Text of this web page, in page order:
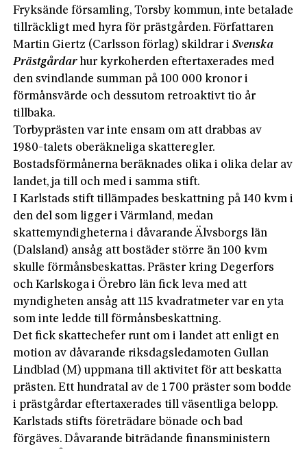
Fryksände församling, Torsby kommun, inte betalade
tillräckligt med hyra för prästgården. Författaren
Martin Giertz (Carlsson förlag) skildrar i ­Svenska
Prästgårdarhur kyrkoherden eftertaxerades med
den svindlande summan på 100 000 kronor i
förmånsvärde och dessutom retroaktivt tio år
tillbaka.
Torbyprästen var inte ensam om att drabbas av
1980-talets oberäkneliga skatteregler.
Bostadsförmånerna beräknades olika i olika delar av
landet, ja till och med i samma stift.
I Karlstads stift tillämpades beskattning på 140 kvm i
den del som ligger i Värmland, medan
skattemyndigheterna i dåvarande Älvsborgs län
(Dalsland) ansåg att bostäder större än 100 kvm
skulle förmånsbeskattas. Präster kring Degerfors
och Karlskoga i Örebro län fick leva med att
myndigheten ansåg att 115 kvadratmeter var en yta
som inte ledde till förmånsbeskattning.
Det fick skattechefer runt om i landet att enligt en
motion av dåvarande riksdagsledamoten Gullan
Lindblad (M) uppmana till aktivitet för att beskatta
prästen. Ett hundratal av de 1 700 präster som bodde
i prästgårdar eftertaxerades till väsentliga belopp.
Karlstads stifts företrädare bönade och bad
förgäves. Dåvarande biträdande finansministern